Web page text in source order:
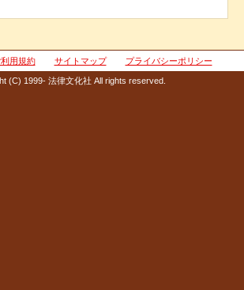
利用規約 サイトマップ プライバシーポリシー
(C) 1999- 法律文化社 All rights reserved.